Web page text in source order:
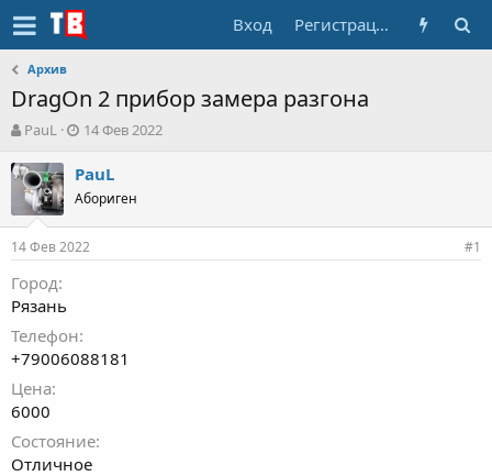
Вход Регистрация
Архив
DragOn 2 прибор замера разгона
А
т
о
р
т
е
ы
PauL
Д
т
а
н
а
ч
14 Фев 2022
PauL
Абориген
14 Фев 2022 #1
Город
Рязань
Телефон
+79006088181
Цена
6000
Состояние
Отличное